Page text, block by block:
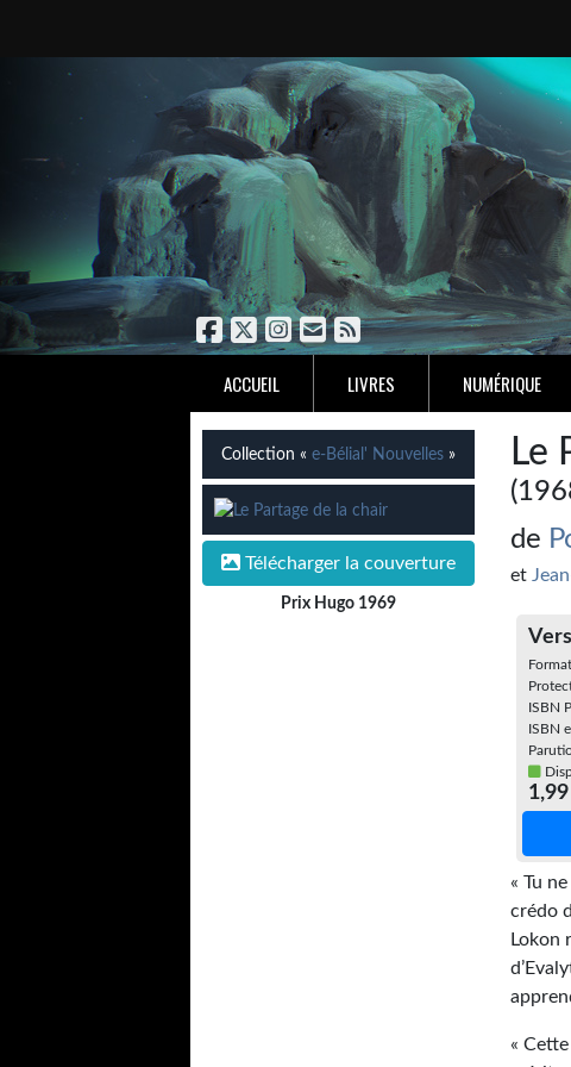
ACCUEIL LIVRES NUMÉRIQUE
Collection «e-Bélial' Nouvelles »
Télécharger la couverture
Prix Hugo 1969
Le
de
et
ISBN
ISBN
« Tu
crédo
Lokon
«